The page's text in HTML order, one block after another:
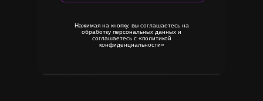
Нажимая на кнопку, вы соглашаетесь на
обработку персональных данных и
соглашаетесь с «‎политикой
конфиденциальности»